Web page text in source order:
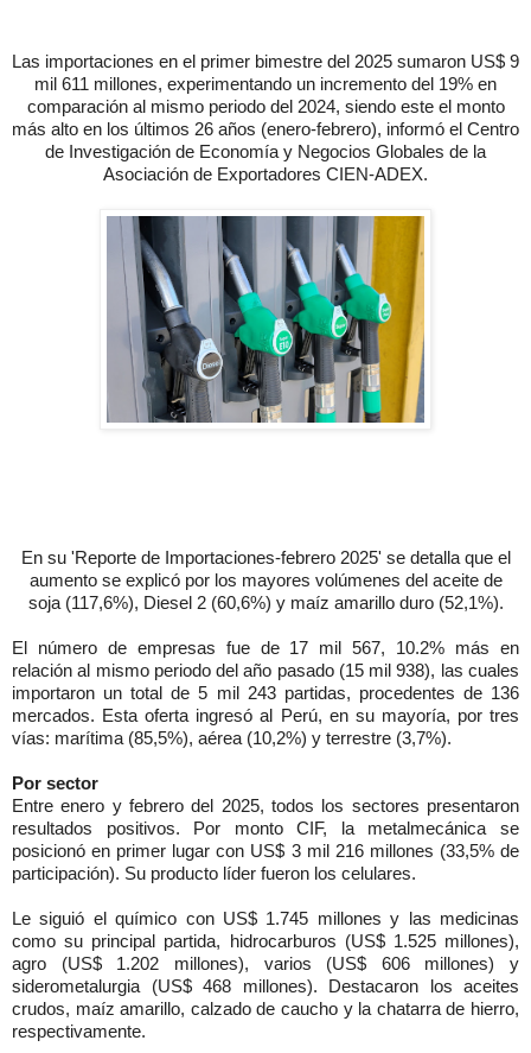
Las importaciones en el primer bimestre del 2025 sumaron US$ 9
mil 611 millones, experimentando un incremento del 19% en
comparación al mismo periodo del 2024, siendo este el monto
más alto en los últimos 26 años (enero-febrero), informó el Centro
de Investigación de Economía y Negocios Globales de la
Asociación de Exportadores CIEN-ADEX.
En su 'Reporte de Importaciones-febrero 2025' se detalla que el
aumento se explicó por los mayores volúmenes del aceite de
soja (117,6%), Diesel 2 (60,6%) y maíz amarillo duro (52,1%).
El número de empresas fue de 17 mil 567, 10.2% más en
relación al mismo periodo del año pasado (15 mil 938), las cuales
importaron un total de 5 mil 243 partidas, procedentes de 136
mercados. Esta oferta ingresó al Perú, en su mayoría, por tres
vías: marítima (85,5%), aérea (10,2%) y terrestre (3,7%).
Por sector
Entre enero y febrero del 2025, todos los sectores presentaron
resultados positivos. Por monto CIF, la metalmecánica se
posicionó en primer lugar con US$ 3 mil 216 millones (33,5% de
participación). Su producto líder fueron los celulares.
Le siguió el químico con US$ 1.745 millones y las medicinas
como su principal partida, hidrocarburos (US$ 1.525 millones),
agro (US$ 1.202 millones), varios (US$ 606 millones) y
siderometalurgia (US$ 468 millones). Destacaron los aceites
crudos, maíz amarillo, calzado de caucho y la chatarra de hierro,
respectivamente.